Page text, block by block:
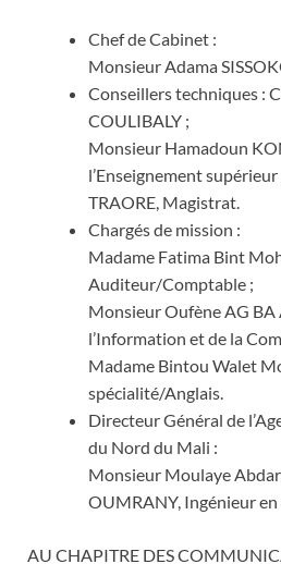
Chef de Cabinet :
Monsieur Adama
Conseillers techniques :
COULIBALY ;
Monsieur Hamadoun
l’Enseignement
TRAORE, Magistrat.
Chargés de mission :
Madame Fatima Bint
Auditeur/Comptable ;
Monsieur Oufène AG BA
l’Information et de la
Madame Bintou Walet
spécialité/Anglais.
Directeur Général de
du Nord du Mali :
Monsieur Moulaye
OUMRANY, Ingénieur
AU CHAPITRE DES